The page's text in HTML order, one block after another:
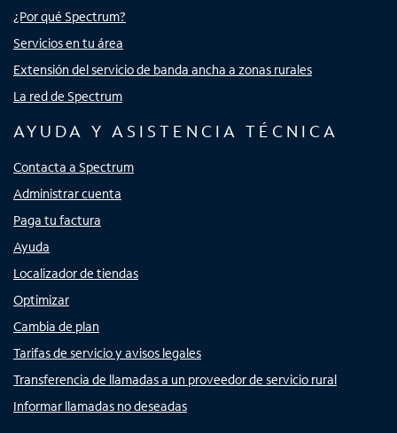
¿Por qué Spectrum?
Servicios en tu área
Extensión del servicio de banda ancha a zonas rurales
La red de Spectrum
AYUDA Y ASISTENCIA TÉCNICA
Contacta a Spectrum
Administrar cuenta
Paga tu factura
Ayuda
Localizador de tiendas
Optimizar
Cambia de plan
Tarifas de servicio y avisos legales
Transferencia de llamadas a un proveedor de servicio rural
Informar llamadas no deseadas